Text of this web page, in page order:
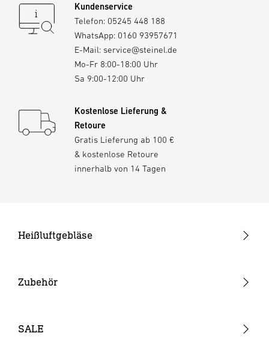
Kundenservice
Telefon: 05245 448 188
WhatsApp: 0160 93957671
E-Mail: service@steinel.de
Mo-Fr 8:00-18:00 Uhr
Sa 9:00-12:00 Uhr
Kostenlose Lieferung &
Retoure
Gratis Lieferung ab 100 €
& kostenlose Retoure
innerhalb von 14 Tagen
Heißluftgebläse
Stabgeräte
Zubehör
Verbrauchsmaterial
SALE